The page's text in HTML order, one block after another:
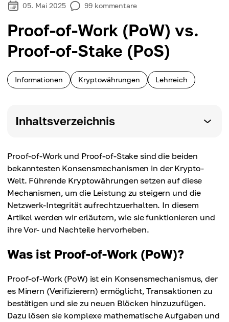
05. Mai 2025 99 kommentare
Proof-of-Work (PoW) vs.
Proof-of-Stake (PoS)
Informationen Kryptowährungen Lehrreich
Inhaltsverzeichnis
Proof-of-Work und Proof-of-Stake sind die beiden
bekanntesten Konsensmechanismen in der Krypto-
Welt. Führende Kryptowährungen setzen auf diese
Mechanismen, um die Leistung zu steigern und die
Netzwerk-Integrität aufrechtzuerhalten. In diesem
Artikel werden wir erläutern, wie sie funktionieren und
ihre Vor- und Nachteile hervorheben.
Was ist Proof-of-Work (PoW)?
Proof-of-Work (PoW) ist ein Konsensmechanismus, der
es Minern (Verifizierern) ermöglicht, Transaktionen zu
bestätigen und sie zu neuen Blöcken hinzuzufügen.
Dazu lösen sie komplexe mathematische Aufgaben und